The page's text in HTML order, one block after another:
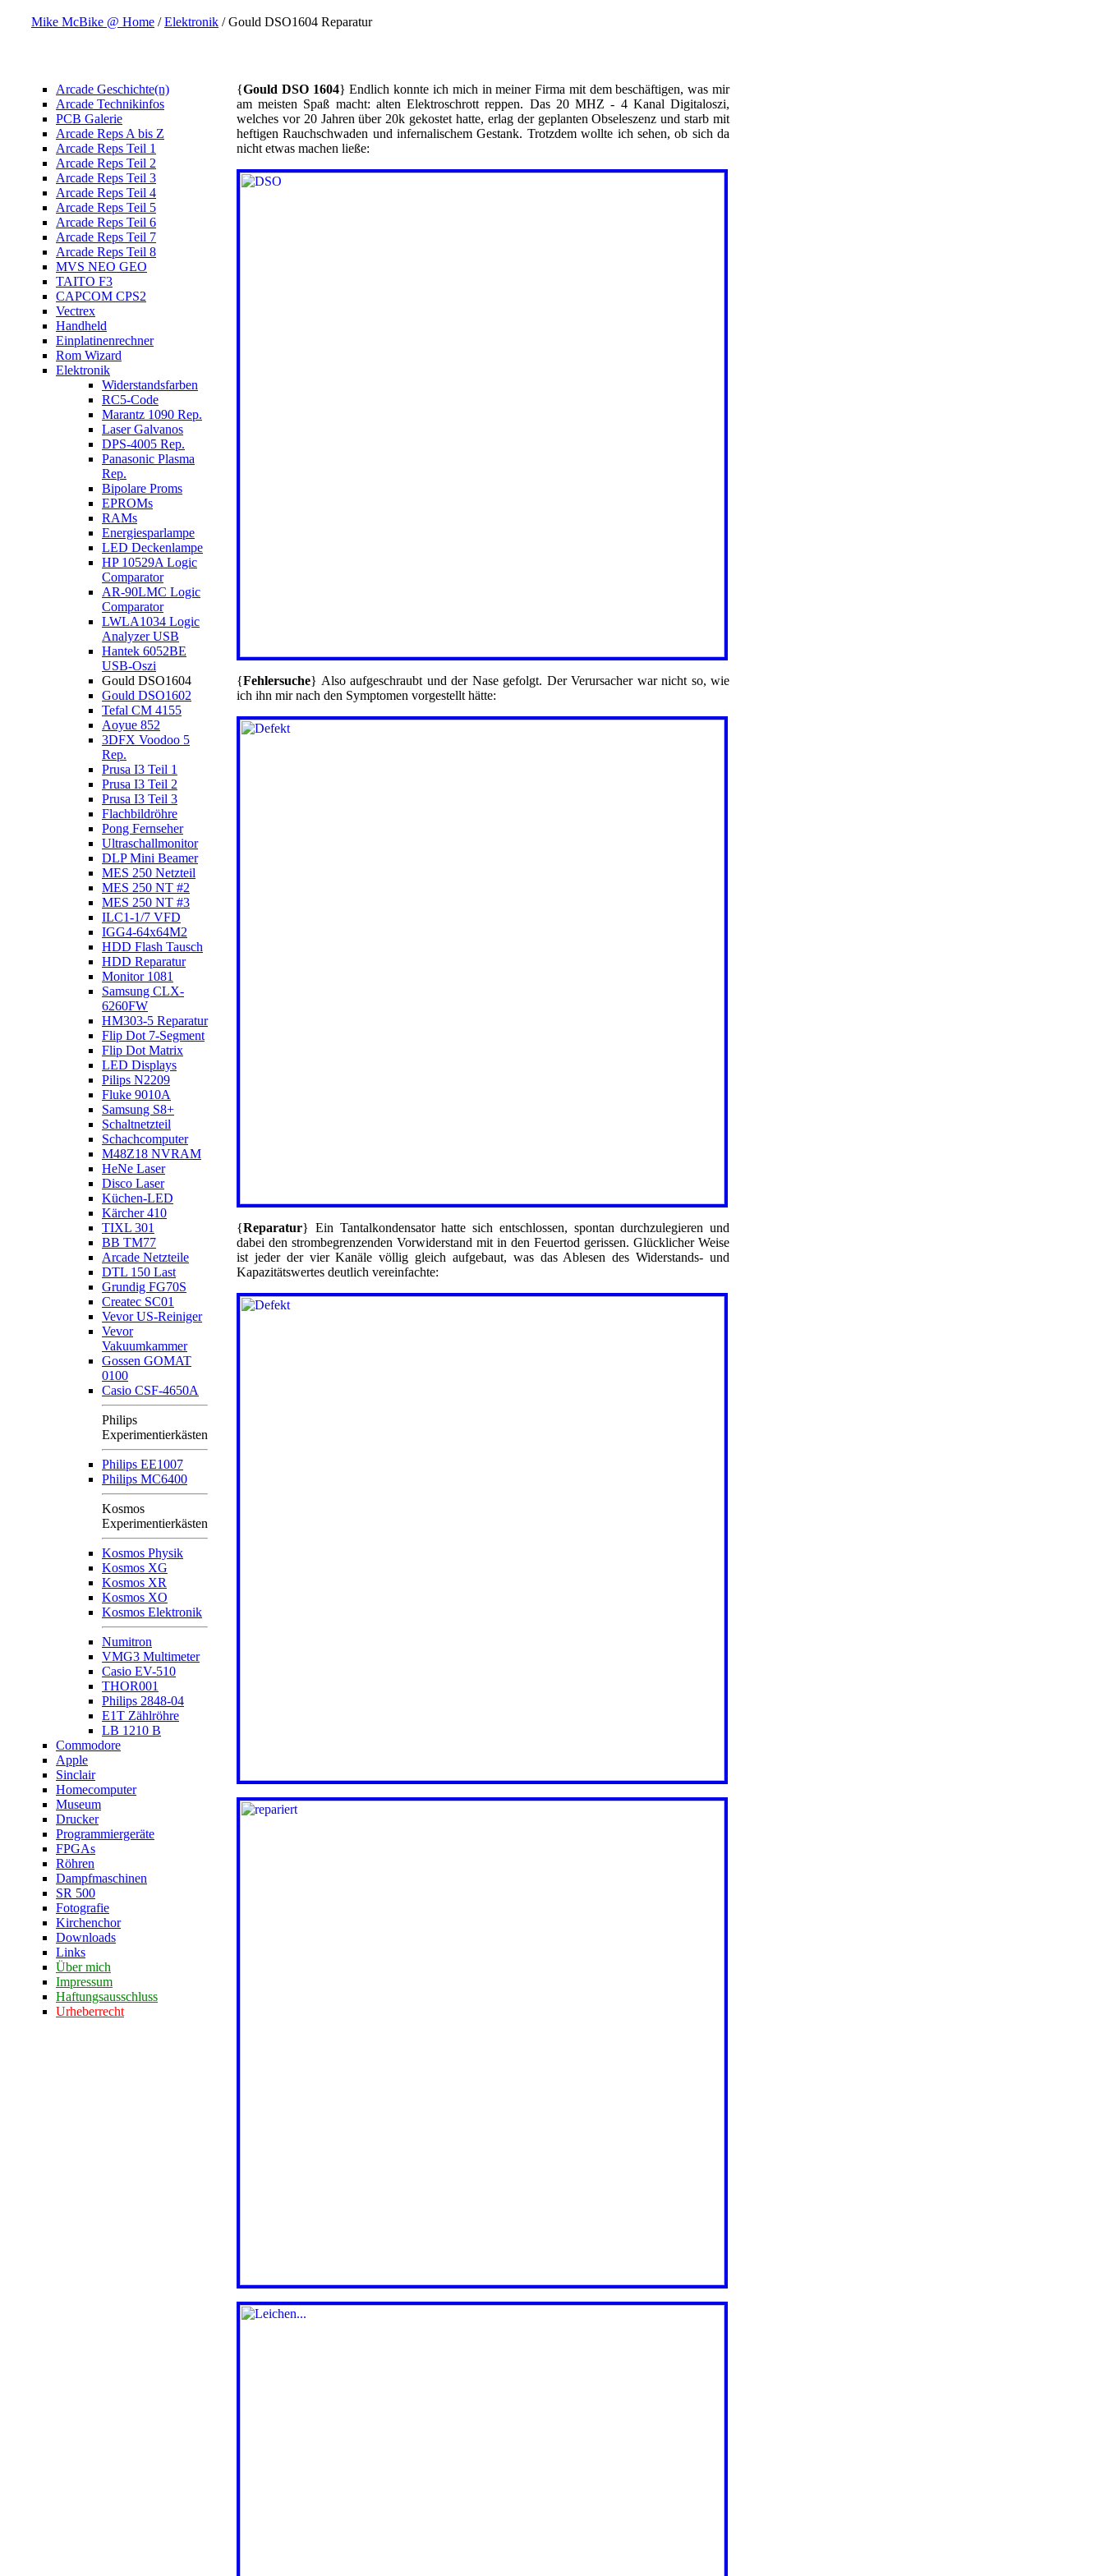
Mike McBike @ Home /Elektronik / Gould DSO1604 Reparatur
Arcade Geschichte(n)
Arcade Technikinfos
PCB Galerie
Arcade Reps A bis Z
Arcade Reps Teil 1
Arcade Reps Teil 2
Arcade Reps Teil 3
Arcade Reps Teil 4
Arcade Reps Teil 5
Arcade Reps Teil 6
Arcade Reps Teil 7
Arcade Reps Teil 8
MVS NEO GEO
TAITO F3
CAPCOM CPS2
Vectrex
Handheld
Einplatinenrechner
Rom Wizard
Elektronik
Widerstandsfarben
RC5-Code
Marantz 1090 Rep.
Laser Galvanos
DPS-4005 Rep.
Panasonic Plasma
Rep.
Bipolare Proms
EPROMs
RAMs
Energiesparlampe
LED Deckenlampe
HP 10529A Logic
Comparator
AR-90LMC Logic
Comparator
LWLA1034 Logic
Analyzer USB
Hantek 6052BE
USB-Oszi
Gould DSO1604
Gould DSO1602
Tefal CM 4155
Aoyue 852
3DFX Voodoo 5
Rep.
Prusa I3 Teil 1
Prusa I3 Teil 2
Prusa I3 Teil 3
Flachbildröhre
Pong Fernseher
Ultraschallmonitor
DLP Mini Beamer
MES 250 Netzteil
MES 250 NT #2
MES 250 NT #3
ILC1-1/7 VFD
IGG4-64x64M2
HDD Flash Tausch
HDD Reparatur
Monitor 1081
Samsung CLX-
6260FW
HM303-5 Reparatur
Flip Dot 7-Segment
Flip Dot Matrix
LED Displays
Pilips N2209
Fluke 9010A
Samsung S8+
Schaltnetzteil
Schachcomputer
M48Z18 NVRAM
HeNe Laser
Disco Laser
Küchen-LED
Kärcher 410
TIXL 301
BB TM77
Arcade Netzteile
DTL 150 Last
Grundig FG70S
Createc SC01
Vevor US-Reiniger
Vevor
Vakuumkammer
Gossen GOMAT
0100
Casio CSF-4650A
Philips
Experimentierkästen
Philips EE1007
Philips MC6400
Kosmos
Experimentierkästen
Kosmos Physik
Kosmos XG
Kosmos XR
Kosmos XO
Kosmos Elektronik
Numitron
VMG3 Multimeter
Casio EV-510
THOR001
Philips 2848-04
E1T Zählröhre
LB 1210 B
Commodore
Apple
Sinclair
Homecomputer
Museum
Drucker
Programmiergeräte
FPGAs
Röhren
Dampfmaschinen
SR 500
Fotografie
Kirchenchor
Downloads
Links
Über mich
Impressum
Haftungsausschluss
Urheberrecht
{Gould DSO 1604} Endlich konnte ich mich in meiner Firma mit dem beschäftigen, was mir
am meisten Spaß macht: alten Elektroschrott reppen. Das 20 MHZ - 4 Kanal Digitaloszi,
welches vor 20 Jahren über 20k gekostet hatte, erlag der geplanten Obseleszenz und starb mit
heftigen Rauchschwaden und infernalischem Gestank. Trotzdem wollte ich sehen, ob sich da
nicht etwas machen ließe:
{Fehlersuche} Also aufgeschraubt und der Nase gefolgt. Der Verursacher war nicht so, wie
ich ihn mir nach den Symptomen vorgestellt hätte:
{Reparatur} Ein Tantalkondensator hatte sich entschlossen, spontan durchzulegieren und
dabei den strombegrenzenden Vorwiderstand mit in den Feuertod gerissen. Glücklicher Weise
ist jeder der vier Kanäle völlig gleich aufgebaut, was das Ablesen des Widerstands- und
Kapazitätswertes deutlich vereinfachte: